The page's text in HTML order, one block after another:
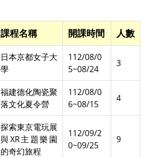
課程名稱 開課時間 人數
日本京都女子大
學
112/08/0
5~08/24
3
福建德化陶瓷聚
落文化夏令營
112/08/0
6~08/15
4
探索東京電玩展
與XR主題樂園
的奇幻旅程
112/09/2
0~09/25
9